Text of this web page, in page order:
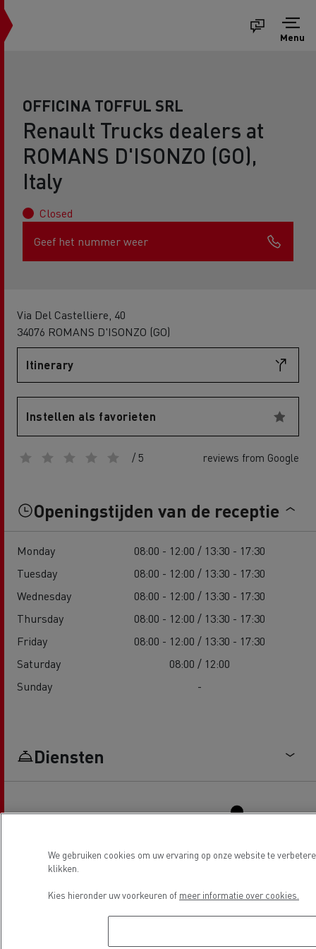
Menu
OFFICINA TOFFUL SRL
Renault Trucks dealers at
ROMANS D'ISONZO (GO),
Italy
Closed
Geef het nummer weer
Via Del Castelliere, 40
34076 ROMANS D'ISONZO (GO)
Itinerary
Instellen als favorieten
/ 5 reviews from Google
Openingstijden van de receptie
Monday
08:00 - 12:00 / 13:30 - 17:30
Tuesday
08:00 - 12:00 / 13:30 - 17:30
Wednesday
08:00 - 12:00 / 13:30 - 17:30
Thursday
08:00 - 12:00 / 13:30 - 17:30
Friday
08:00 - 12:00 / 13:30 - 17:30
Saturday
08:00 / 12:00
Sunday
-
Diensten
Truck service en reparatie Bestuurdersvoorzieningen
We gebruiken cookies om uw ervaring op onze website te
klikken.
Kies hieronder uw voorkeuren of meer informatie over cookies.